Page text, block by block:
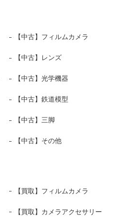
【中古】フィルムカメラ
【中古】レンズ
【中古】光学機器
【中古】鉄道模型
【中古】三脚
【中古】その他
【買取】フィルムカメラ
【買取】カメラアクセサリー